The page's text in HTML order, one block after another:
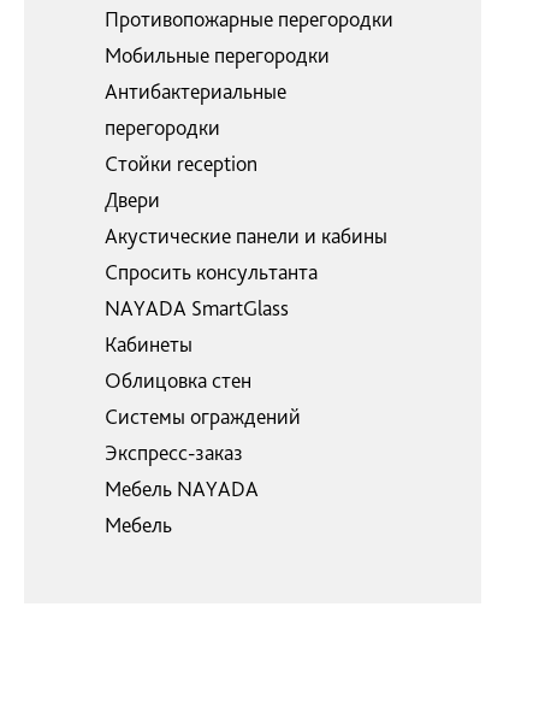
Противопожарные перегородки
Мобильные перегородки
Антибактериальные
перегородки
Стойки reception
Двери
Акустические панели и кабины
Спросить консультанта
NAYADA SmartGlass
Кабинеты
Облицовка стен
Системы ограждений
Экспресс-заказ
Мебель NAYADA
Мебель